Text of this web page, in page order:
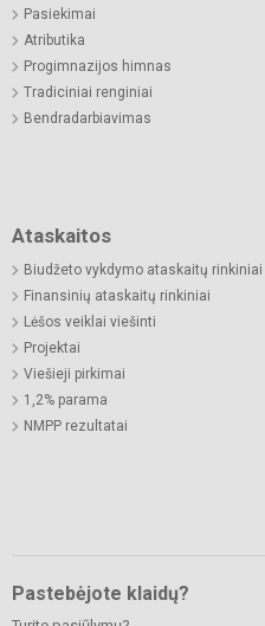
Pasiekimai
Atributika
Progimnazijos himnas
Tradiciniai renginiai
Bendradarbiavimas
Ataskaitos
Biudžeto vykdymo ataskaitų rinkiniai
Finansinių ataskaitų rinkiniai
Lėšos veiklai viešinti
Projektai
Viešieji pirkimai
1,2% parama
NMPP rezultatai
Pastebėjote klaidų?